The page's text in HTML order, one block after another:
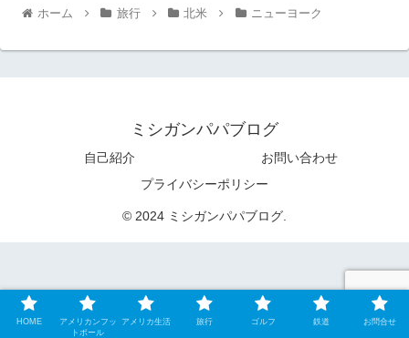
ホーム 旅行 北米 ニューヨーク
ミシガンパパブログ
自己紹介
お問い合わせ
プライバシーポリシー
© 2024 ミシガンパパブログ.
HOME
アメリカンフッ
トボール
アメリカ生活 旅行 ゴルフ 鉄道 お問合せ